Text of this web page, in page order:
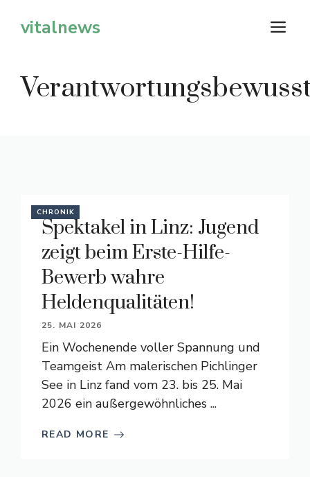
Inhaltvitalnews
CHRONIK
Spektakel in Linz: Jugend
zeigt beim Erste-Hilfe-
Bewerb wahre
Heldenqualitäten!
25. MAI 2026
Ein Wochenende voller Spannung und
Teamgeist Am malerischen Pichlinger
See in Linz fand vom 23. bis 25. Mai
2026 ein außergewöhnliches ...
READ MORE